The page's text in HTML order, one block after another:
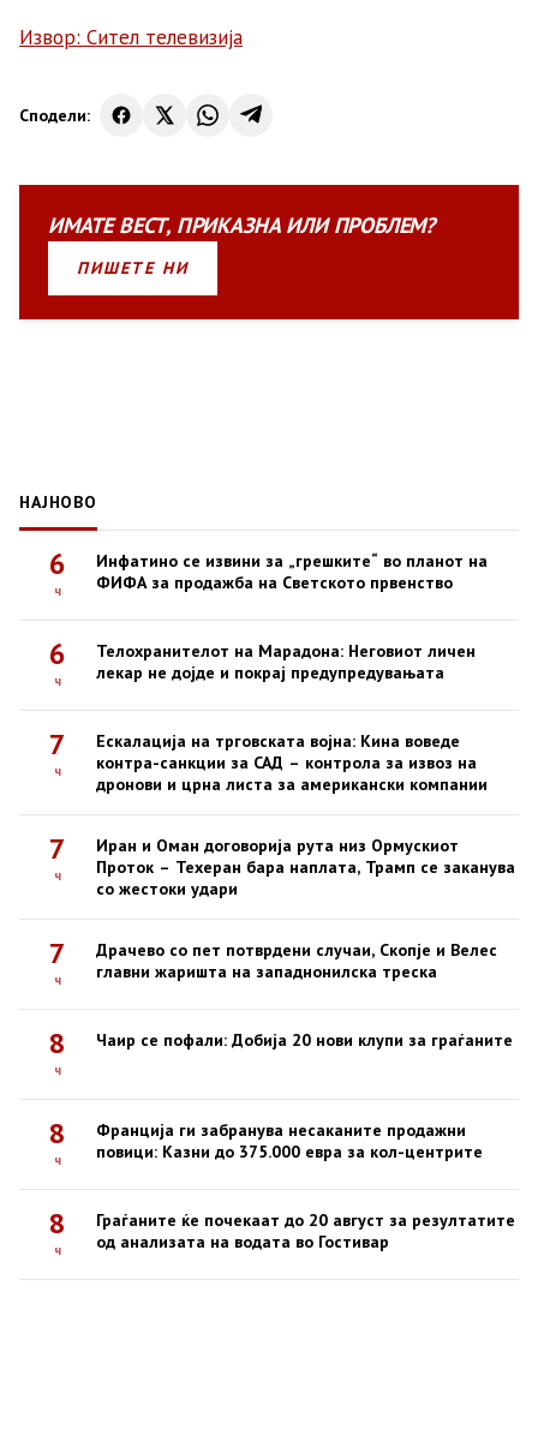
Извор: Сител телевизија
Сподели:
ИМАТЕВЕСТ, ПРИКАЗНАИЛИПРОБЛЕМ?
ПИШЕТЕ НИ
НАЈНОВО
6
ч
Инфатино се извини за „грешките“ во планот на
ФИФА за продажба на Светското првенство
6
ч
Телохранителот на Марадона: Неговиот личен
лекар не дојде и покрај предупредувањата
7
ч
Ескалација на трговската војна: Кина воведе
контра-санкции за САД – контрола за извоз на
дронови и црна листа за американски компании
7
ч
Иран и Оман договорија рута низ Ормускиот
Проток – Техеран бара наплата, Трамп се заканува
со жестоки удари
7
ч
Драчево со пет потврдени случаи, Скопје и Велес
главни жаришта на западнонилска треска
8
ч
Чаир се пофали: Добија 20 нови клупи за граѓаните
8
ч
Франција ги забранува несаканите продажни
повици: Казни до 375.000 евра за кол-центрите
8
ч
Граѓаните ќе почекаат до 20 август за резултатите
од анализата на водата во Гостивар